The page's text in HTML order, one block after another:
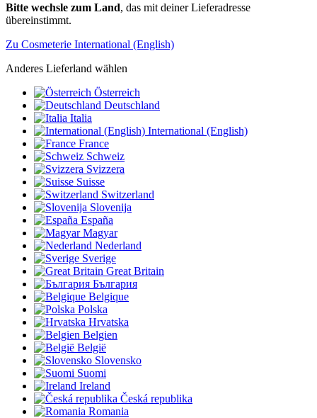
Bitte wechsle zum Land, das mit deiner Lieferadresse
übereinstimmt.
Zu Cosmeterie International (English)
Anderes Lieferland wählen
Österreich
Deutschland
Italia
International (English)
France
Schweiz
Svizzera
Suisse
Switzerland
Slovenija
España
Magyar
Nederland
Sverige
Great Britain
България
Belgique
Polska
Hrvatska
Belgien
België
Slovensko
Suomi
Ireland
Česká republika
Romania